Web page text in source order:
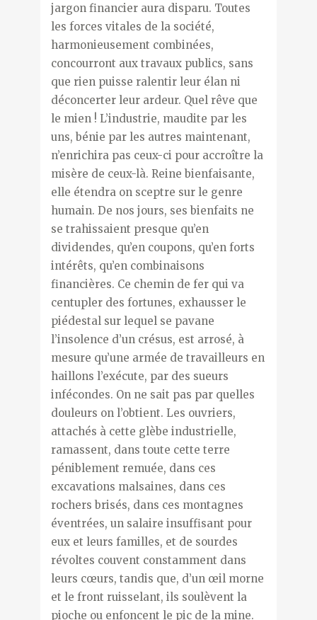
jargon financier aura disparu. Toutes
les forces vitales de la société,
harmonieusement combinées,
concourront aux travaux publics, sans
que rien puisse ralentir leur élan ni
déconcerter leur ardeur. Quel rêve que
le mien ! L’industrie, maudite par les
uns, bénie par les autres maintenant,
n’enrichira pas ceux-ci pour accroître la
misère de ceux-là. Reine bienfaisante,
elle étendra on sceptre sur le genre
humain. De nos jours, ses bienfaits ne
se trahissaient presque qu’en
dividendes, qu’en coupons, qu’en forts
intérêts, qu’en combinaisons
financières. Ce chemin de fer qui va
centupler des fortunes, exhausser le
piédestal sur lequel se pavane
l’insolence d’un crésus, est arrosé, à
mesure qu’une armée de travailleurs en
haillons l’exécute, par des sueurs
infécondes. On ne sait pas par quelles
douleurs on l’obtient. Les ouvriers,
attachés à cette glèbe industrielle,
ramassent, dans toute cette terre
péniblement remuée, dans ces
excavations malsaines, dans ces
rochers brisés, dans ces montagnes
éventrées, un salaire insuffisant pour
eux et leurs familles, et de sourdes
révoltes couvent constamment dans
leurs cœurs, tandis que, d’un œil morne
et le front ruisselant, ils soulèvent la
pioche ou enfoncent le pic de la mine.